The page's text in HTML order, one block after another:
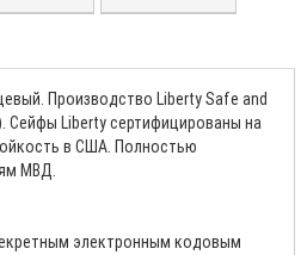
Производство Liberty Safe and
Сейфы Liberty сертифицированы на
в США. Полностью
МВД.
электронным кодовым